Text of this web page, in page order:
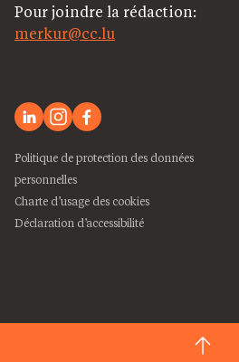
Pour joindre la rédaction:
merkur@cc.lu
Politique de protection des données
personnelles
Charte d’usage des cookies
Déclaration d’accessibilité